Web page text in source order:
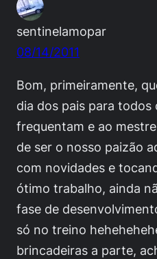
sentinelamopar
08/14/2011
Bom, primeiramente,
dia dos pais para todos
frequentam e ao
de ser o nosso paizão
com novidades e
ótimo trabalho, ainda
fase de
só no treino
brincadeiras a parte,